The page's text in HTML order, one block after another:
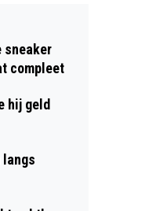
sneaker
compleet
hij geld